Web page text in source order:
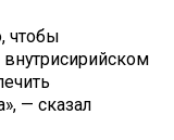
чтобы
— сказал